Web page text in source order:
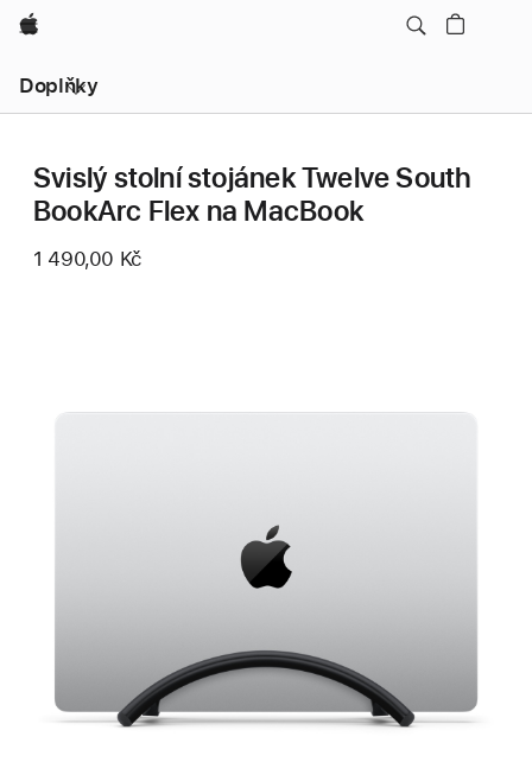
Apple
Doplňky
navigace
–
nabídku
Svislý stolní stojánek Twelve South
BookArc Flex na MacBook
1 490,00 Kč